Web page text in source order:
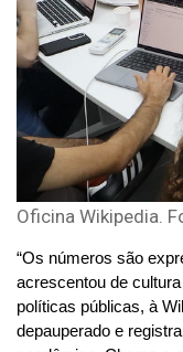
Oficina Wikipedia.
“Os números são
acrescentou de
políticas públicas, à
depauperado e